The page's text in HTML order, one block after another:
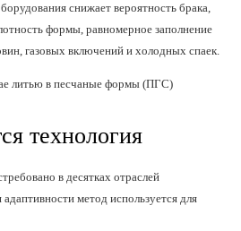
снижает вероятность брака,
формы, равномерное заполнение
газовых включений и холодных спаек.
технология
в десятках отраслей
метод используется для